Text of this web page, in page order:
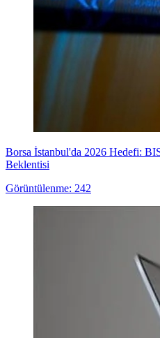
Borsa İstanbul'da 2026 Hedefi:
Beklentisi
Görüntülenme: 242